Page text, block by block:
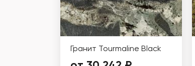
Гранит Tourmaline Black